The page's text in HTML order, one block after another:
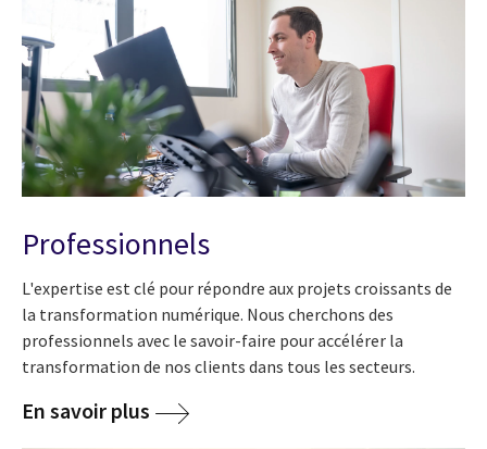
Professionnels
L'expertise est clé pour répondre aux projets croissants de
la transformation numérique. Nous cherchons des
professionnels avec le savoir-faire pour accélérer la
transformation de nos clients dans tous les secteurs.
En savoir plus